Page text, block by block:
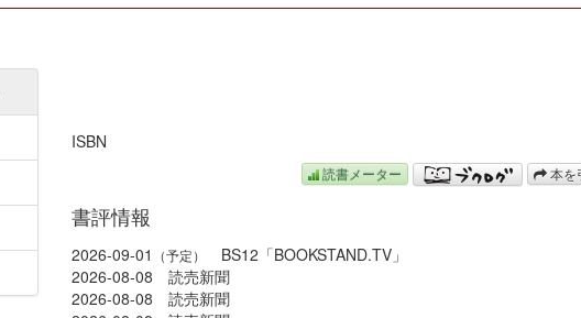
ISBN
読書メーター 本を
書評情報
2026-09-01 （予定）
BS12「BOOKSTAND.TV」
2026-08-08 読売新聞
2026-08-08 読売新聞